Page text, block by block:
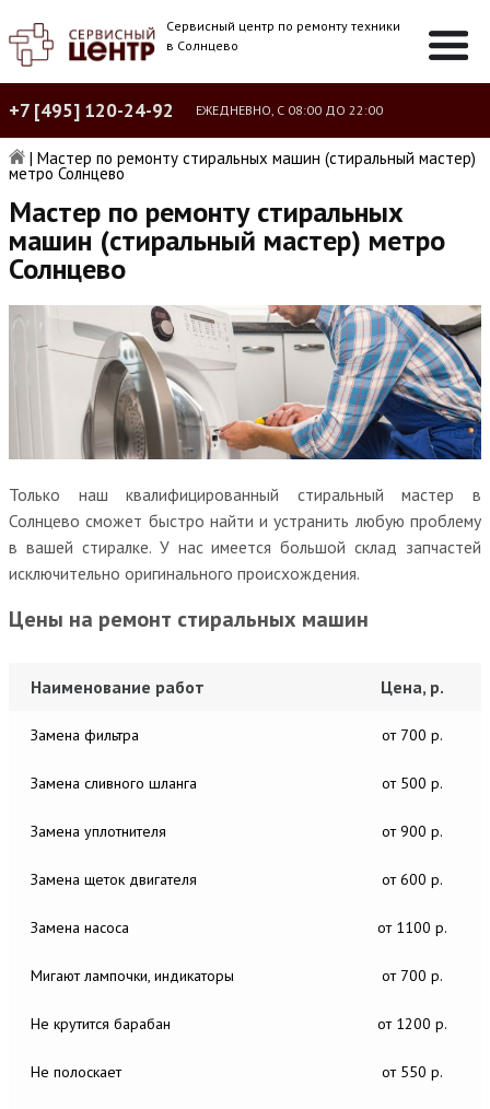
Сервисный центр по ремонту техники
в Солнцево
+7 [495] 120-24-92 ЕЖЕДНЕВНО, С 08:00 ДО 22:00
| Мастер по ремонту стиральных машин (стиральный мастер)
метро Солнцево
Мастер по ремонту стиральных
машин (стиральный мастер) метро
Солнцево
Только наш квалифицированный стиральный мастер в
Солнцево сможет быстро найти и устранить любую проблему
в вашей стиралке. У нас имеется большой склад запчастей
исключительно оригинального происхождения.
Цены на ремонт стиральных машин
Наименование работ Цена, р.
Замена фильтра от 700 р.
Замена сливного шланга от 500 р.
Замена уплотнителя от 900 р.
Замена щеток двигателя от 600 р.
Замена насоса от 1100 р.
Мигают лампочки, индикаторы от 700 р.
Не крутится барабан от 1200 р.
Не полоскает от 550 р.